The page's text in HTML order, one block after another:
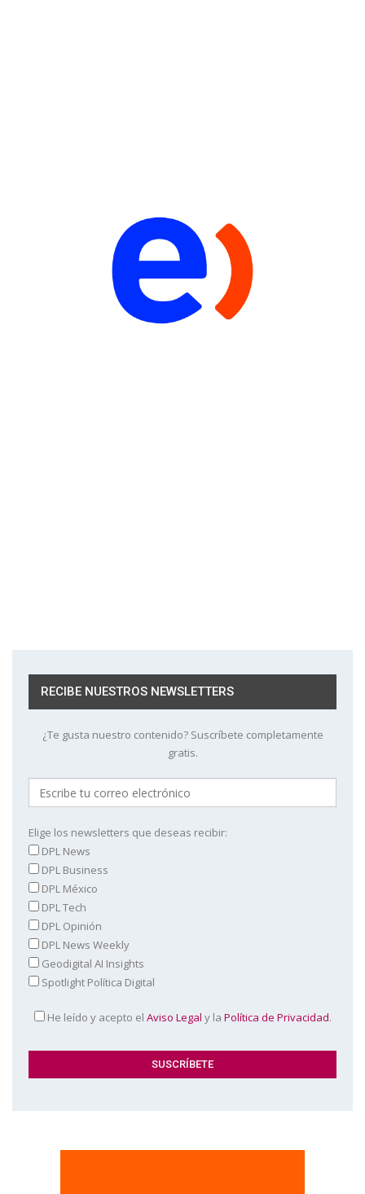
RECIBE NUESTROS NEWSLETTERS
¿Te gusta nuestro contenido? Suscríbete completamente
gratis.
Elige los newsletters que deseas recibir:
DPL News
DPL Business
DPL México
DPL Tech
DPL Opinión
DPL News Weekly
Geodigital AI Insights
Spotlight Política Digital
He leído y acepto el Aviso Legal y la Política de Privacidad.